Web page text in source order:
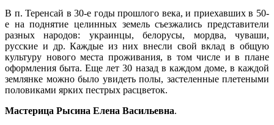
В п. Теренсай в 30-е годы прошлого века, и приехавших в 50-
е на поднятие целинных земель съезжались представители
разных народов: украинцы, белорусы, мордва, чуваши,
русские и др. Каждые из них внесли свой вклад в общую
культуру нового места проживания, в том числе и в плане
оформления быта. Еще лет 30 назад в каждом доме, в каждой
землянке можно было увидеть полы, застеленные плетеными
половиками ярких пестрых расцветок.
Мастерица Рысина Елена Васильевна.